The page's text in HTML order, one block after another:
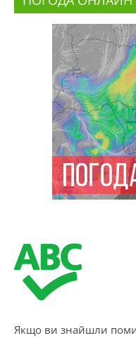
Якщо ви знайшли